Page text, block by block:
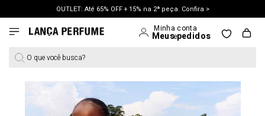
OUTLET: Até 65% OFF + 15% na 2ª peça. Confira >
LANÇAMENTO PRIMAVERA 27. Clique e aproveite.
O que você busca?